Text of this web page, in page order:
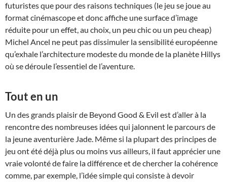
futuristes que pour des raisons techniques (le jeu se joue au
format cinémascope et donc affiche une surface d’image
réduite pour un effet, au choix, un peu chic ou un peu cheap)
Michel Ancel ne peut pas dissimuler la sensibilité européenne
qu’exhale l’architecture modeste du monde de la planète Hillys
où se déroule l’essentiel de l’aventure.
Tout en un
Un des grands plaisir de Beyond Good & Evil est d’aller à la
rencontre des nombreuses idées qui jalonnent le parcours de
la jeune aventurière Jade. Même si la plupart des principes de
jeu ont été déjà plus ou moins vus ailleurs, il faut apprécier une
vraie volonté de faire la différence et de chercher la cohérence
comme, par exemple, l’idée simple qui consiste à devoir